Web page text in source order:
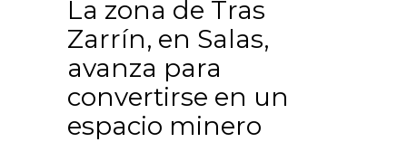
La zona de Tras
Zarrín, en Salas,
avanza para
convertirse en un
espacio minero